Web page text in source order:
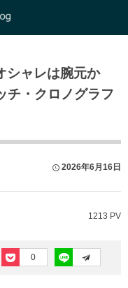
シャレは腕元か
チ・クロノグラフ
2026年6月16日
1213 PV
0
ASTRON
PROSPEX